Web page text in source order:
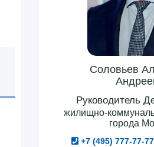
Соловьев
Руководитель
жилищно-
города
+7 (495) 777-77-77